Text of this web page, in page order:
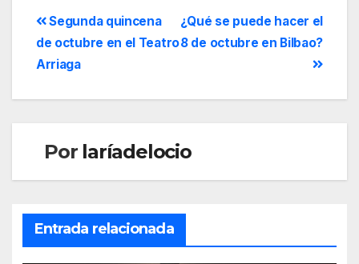
¿Qué se puede hacer el
8 de octubre en Bilbao?
Segunda quincena
de octubre en el Teatro
Arriaga
Por laríadelocio
Entrada relacionada